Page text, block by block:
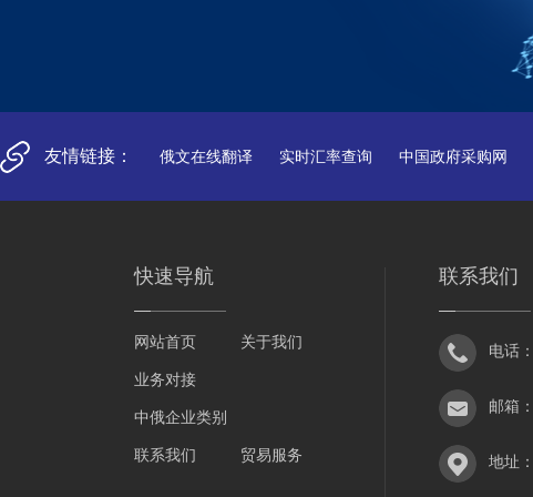
友情链接： 俄文在线翻译 实时汇率查询 中国政府采购网
快速导航
网站首页 关于我们
业务对接
中俄企业类别
联系我们 贸易服务
联系我们
电话：
邮箱：
地址：